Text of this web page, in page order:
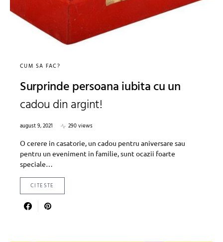
CUM SA FAC?
Surprinde persoana iubita cu un
cadou din argint!
august 9, 2021
290 views
O cerere in casatorie, un cadou pentru aniversare sau
pentru un eveniment in familie, sunt ocazii foarte
speciale…
CITESTE